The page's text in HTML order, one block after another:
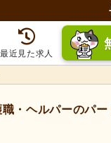
最近見た求人
・ヘルパーのパ